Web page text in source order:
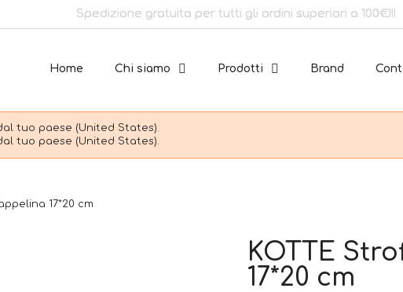
Spedizione gratuita per tutti gli ordini superiori a 100€!!!
Home Chi siamo Prodotti Brand
tuo paese (United States).
tuo paese (United States).
17*20 cm
KOTTE
17*20 cm